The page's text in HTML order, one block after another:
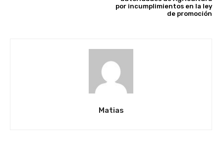
por incumplimientos en la ley
de promoción
Matias